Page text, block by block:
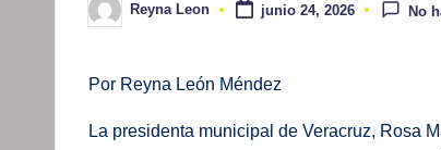
Publicado
por
Reyna Leon junio 24, 2026 No
Por Reyna León Méndez
La presidenta municipal de Veracruz, Rosa